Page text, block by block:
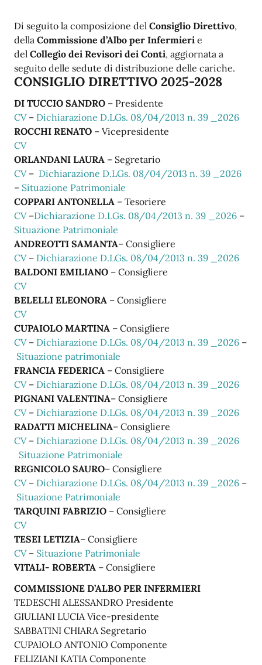
Di seguito la composizione del Consiglio Direttivo,
della Commissione d’Albo per Infermieri e
del Collegio dei Revisori dei Conti, aggiornata a
seguito delle sedute di distribuzione delle cariche.
CONSIGLIO DIRETTIVO 2025-2028
DI TUCCIO SANDRO – Presidente
CV– Dichiarazione D.LGs. 08/04/2013 n. 39 _2026
ROCCHI RENATO – Vicepresidente
CV
ORLANDANI LAURA – Segretario
CV– Dichiarazione D.LGs. 08/04/2013 n. 39 _2026
– Situazione Patrimoniale
COPPARI ANTONELLA – Tesoriere
CV–Dichiarazione D.LGs. 08/04/2013 n. 39 _2026 –
Situazione Patrimoniale
ANDREOTTI SAMANTA– Consigliere
CV– Dichiarazione D.LGs. 08/04/2013 n. 39 _2026
BALDONI EMILIANO – Consigliere
CV
BELELLI ELEONORA – Consigliere
CV
CUPAIOLO MARTINA – Consigliere
CV – Dichiarazione D.LGs. 08/04/2013 n. 39 _2026 –
Situazione patrimoniale
FRANCIA FEDERICA – Consigliere
CV – Dichiarazione D.LGs. 08/04/2013 n. 39 _2026
PIGNANI VALENTINA– Consigliere
CV– Dichiarazione D.LGs. 08/04/2013 n. 39 _2026
RADATTI MICHELINA– Consigliere
CV – Dichiarazione D.LGs. 08/04/2013 n. 39 _2026
Situazione Patrimoniale
REGNICOLO SAURO– Consigliere
CV– Dichiarazione D.LGs. 08/04/2013 n. 39 _2026 –
Situazione Patrimoniale
TARQUINI FABRIZIO – Consigliere
CV
TESEI LETIZIA– Consigliere
CV – Situazione Patrimoniale
VITALI- ROBERTA – Consigliere
COMMISSIONE D’ALBO PER INFERMIERI
TEDESCHI ALESSANDRO Presidente
GIULIANI LUCIA Vice-presidente
SABBATINI CHIARA Segretario
CUPAIOLO ANTONIO Componente
FELIZIANI KATIA Componente